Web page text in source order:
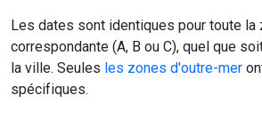
Les dates sont identiques pour toute la
correspondante (A, B ou C), quel que
la ville. Seules les zones d'outre-mer
spécifiques.